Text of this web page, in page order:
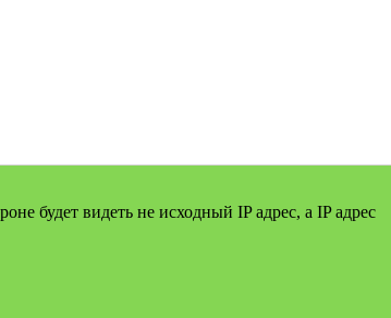
будет видеть не исходный IP адрес, а IP адрес